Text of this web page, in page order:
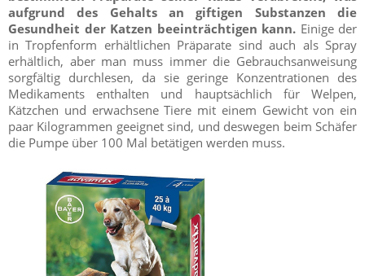
aufgrund des Gehalts an giftigen Substanzen die
Gesundheit der Katzen beeinträchtigen kann. Einige der
in Tropfenform erhältlichen Präparate sind auch als Spray
erhältlich, aber man muss immer die Gebrauchsanweisung
sorgfältig durchlesen, da sie geringe Konzentrationen des
Medikaments enthalten und hauptsächlich für Welpen,
Kätzchen und erwachsene Tiere mit einem Gewicht von ein
paar Kilogrammen geeignet sind, und deswegen beim Schäfer
die Pumpe über 100 Mal betätigen werden muss.